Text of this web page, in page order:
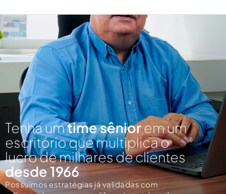
Tenha umtime sêniorem um
escritório que multiplica o
lucro de milhares de clientes
desde 1966
Possuímos estratégias já validadas com